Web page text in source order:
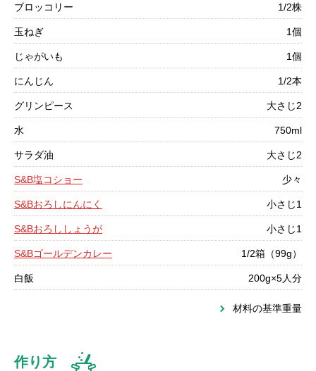
ブロッコリー 1/2株
玉ねぎ 1個
じゃがいも 1個
にんじん 1/2本
グリンピース 大さじ2
水 750ml
サラダ油 大さじ2
S&B塩コショー 少々
S&Bおろしにんにく 小さじ1
S&Bおろししょうが 小さじ1
S&Bゴールデンカレー 1/2箱（99g）
白飯 200g×5人分
材料の基準重量
作り方